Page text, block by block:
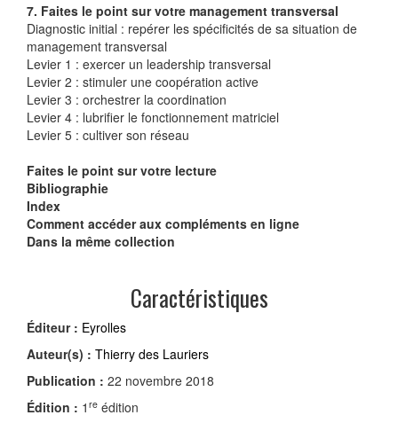
7. Faites le point sur votre management transversal
Diagnostic initial : repérer les spécificités de sa situation de
management transversal
Levier 1 : exercer un leadership transversal
Levier 2 : stimuler une coopération active
Levier 3 : orchestrer la coordination
Levier 4 : lubrifier le fonctionnement matriciel
Levier 5 : cultiver son réseau
Faites le point sur votre lecture
Bibliographie
Index
Comment accéder aux compléments en ligne
Dans la même collection
Caractéristiques
Éditeur : Eyrolles
Auteur(s) : Thierry des Lauriers
Publication : 22 novembre 2018
Édition : 1 re édition